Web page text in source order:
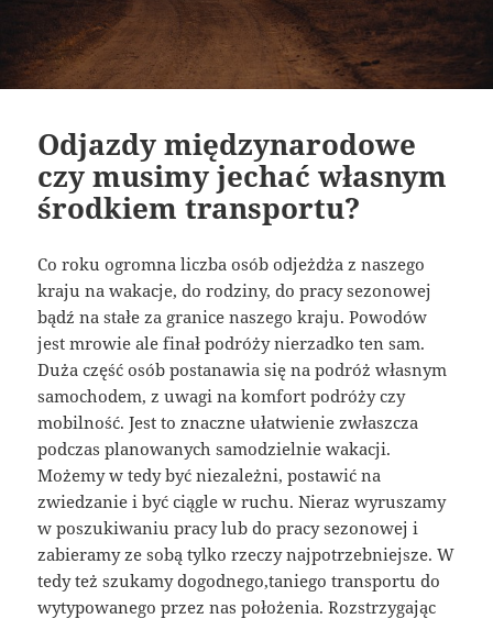
Odjazdy międzynarodowe
czy musimy jechać własnym
środkiem transportu?
Co roku ogromna liczba osób odjeżdża z naszego
kraju na wakacje, do rodziny, do pracy sezonowej
bądź na stałe za granice naszego kraju. Powodów
jest mrowie ale finał podróży nierzadko ten sam.
Duża część osób postanawia się na podróż własnym
samochodem, z uwagi na komfort podróży czy
mobilność. Jest to znaczne ułatwienie zwłaszcza
podczas planowanych samodzielnie wakacji.
Możemy w tedy być niezależni, postawić na
zwiedzanie i być ciągle w ruchu. Nieraz wyruszamy
w poszukiwaniu pracy lub do pracy sezonowej i
zabieramy ze sobą tylko rzeczy najpotrzebniejsze. W
tedy też szukamy dogodnego,taniego transportu do
wytypowanego przez nas położenia. Rozstrzygając